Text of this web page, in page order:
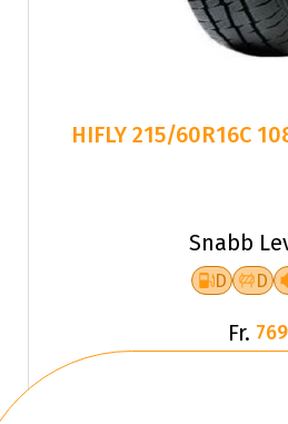
HIFLY 215/60R16C
Snabb
D D
Fr.